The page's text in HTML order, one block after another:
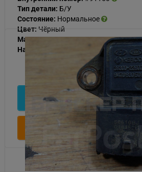
Тип детали: Б/У
Состояние: Нормальное
Цвет: Чёрный
Материал:Пластик
Наличие:
1 000
Подробнее
Купить